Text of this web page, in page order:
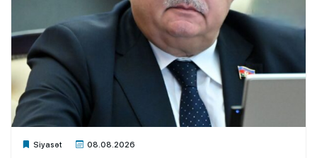
Siyasət 08.08.2026
Xalq.Online